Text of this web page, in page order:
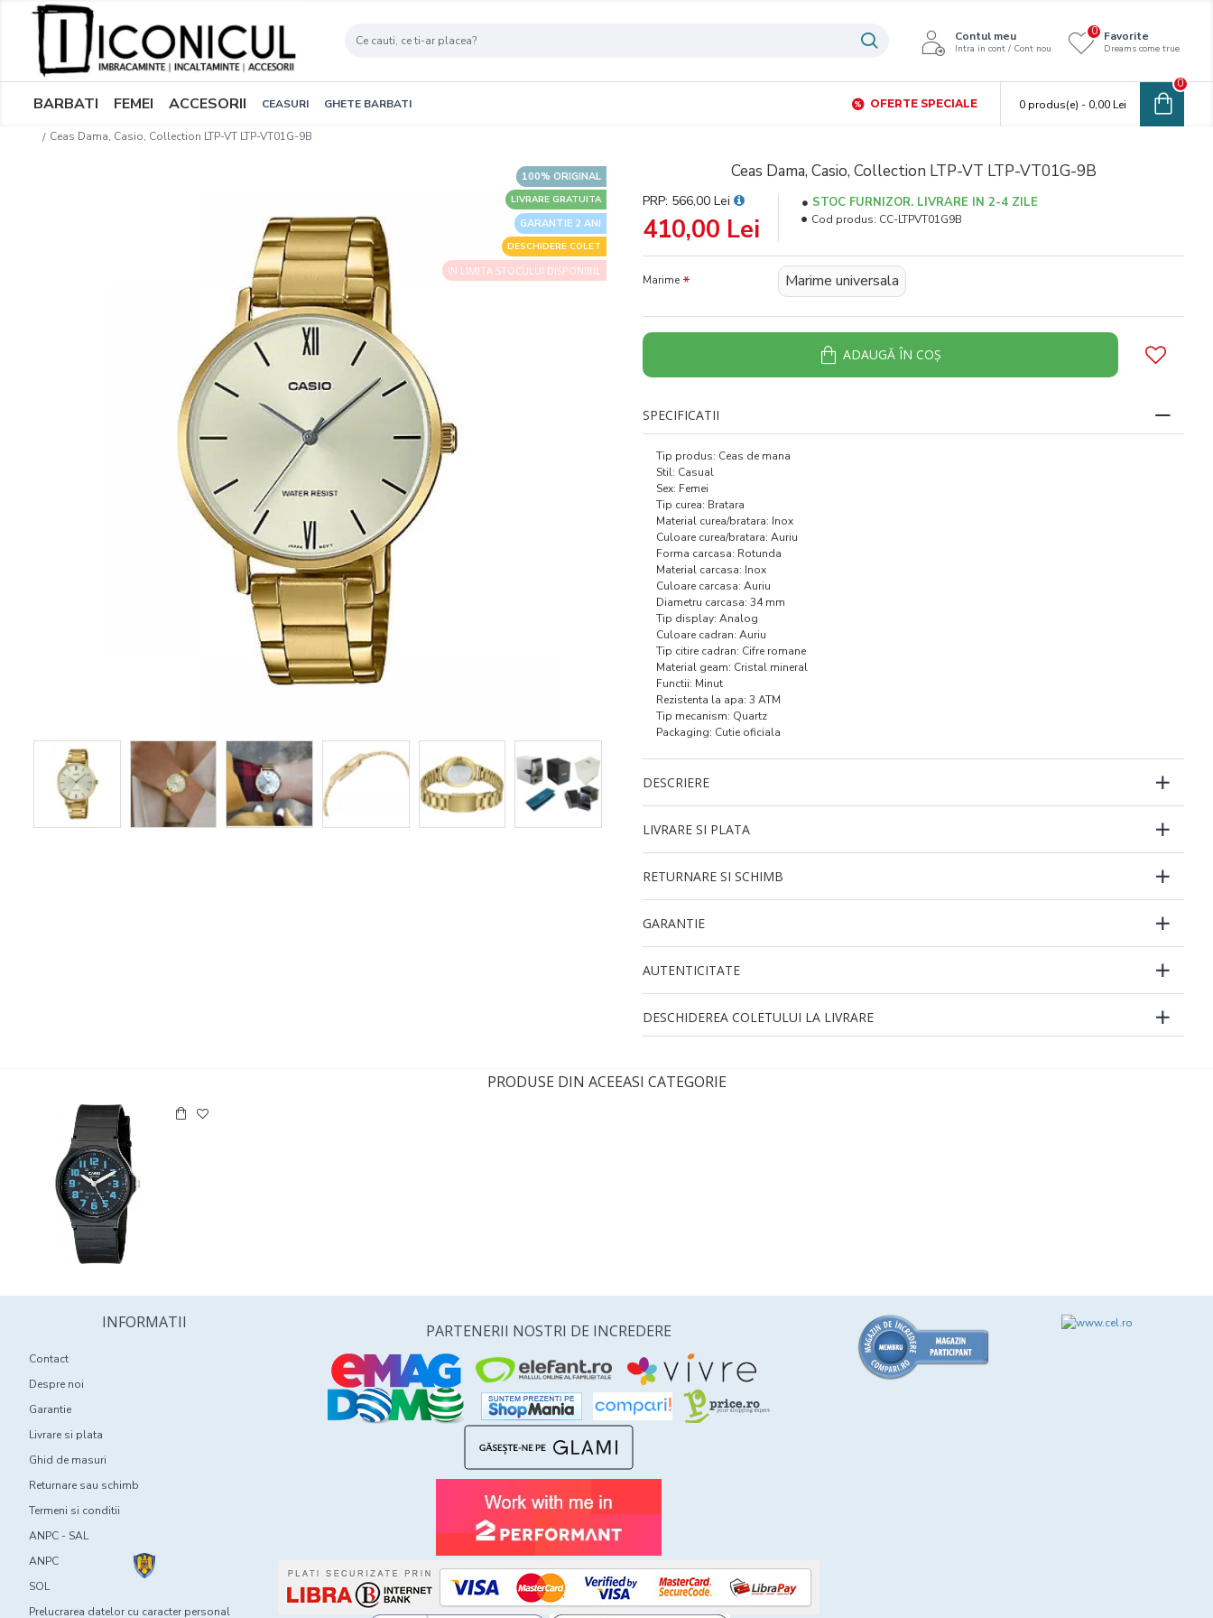
Contul meu
Intra in cont / Cont nou
Favorite
Dreams come true
0
BARBATI FEMEI ACCESORII CEASURI GHETE BARBATI OFERTE SPECIALE 0 produs(e) - 0,00 Lei
0
Ceas Dama, Casio, Collection LTP-VT LTP-VT01G-9B
GARANTIE 2 ANI
100% ORIGINAL
LIVRARE GRATUITA
DESCHIDERE COLET
IN LIMITA STOCULUI DISPONIBIL
Ceas Dama, Casio, Collection LTP-VT LTP-VT01G-9B
410,00 Lei
PRP: 566,00 Lei STOC FURNIZOR. LIVRARE IN 2-4 ZILE
Cod produs: CC-LTPVT01G9B
Marime Marime universala
ADAUGĂ ÎN COŞ
SPECIFICATII
Tip produs: Ceas de mana
Stil: Casual
Sex: Femei
Tip curea: Bratara
Material curea/bratara: Inox
Culoare curea/bratara: Auriu
Forma carcasa: Rotunda
Material carcasa: Inox
Culoare carcasa: Auriu
Diametru carcasa: 34 mm
Tip display: Analog
Culoare cadran: Auriu
Tip citire cadran: Cifre romane
Material geam: Cristal mineral
Functii: Minut
Rezistenta la apa: 3 ATM
Tip mecanism: Quartz
Packaging: Cutie oficiala
DESCRIERE
LIVRARE SI PLATA
RETURNARE SI SCHIMB
GARANTIE
AUTENTICITATE
DESCHIDEREA COLETULUI LA LIVRARE
PRODUSE DIN ACEEASI CATEGORIE
INFORMATII
Contact
Despre noi
Garantie
Livrare si plata
Ghid de masuri
Returnare sau schimb
Termeni si conditii
ANPC - SAL
ANPC
SOL
Prelucrarea datelor cu caracter personal
PARTENERII NOSTRI DE INCREDERE